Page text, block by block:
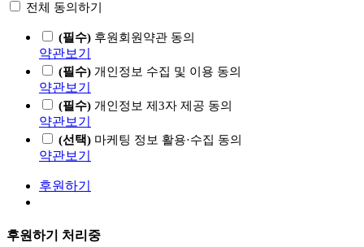
전체 동의하기
(필수) 후원회원약관 동의
약관보기
(필수) 개인정보 수집 및 이용 동의
약관보기
(필수) 개인정보 제3자 제공 동의
약관보기
(선택) 마케팅 정보 활용·수집 동의
약관보기
후원하기
후원하기 처리중